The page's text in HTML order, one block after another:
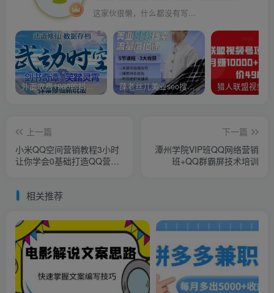
这家伙很懒，什么都没有写...
外面收费1980的抖音武动时空直播项目，无需真人出镜，实时互动直播【软件+详细教程】 薛老丝儿美业seo搜索流量落地课，一周暴涨20w粉丝，全干货讲解
上一篇
小米QQ空间营销教程3小时
让你学会0基础打造QQ营销
下一篇
潭州学院VIP班QQ网络营销
班+QQ群霸屏技术培训
相关推荐